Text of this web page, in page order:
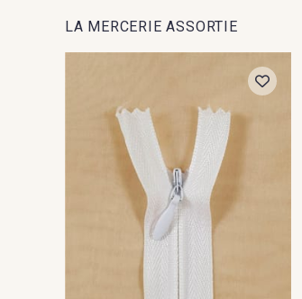
LA MERCERIE ASSORTIE